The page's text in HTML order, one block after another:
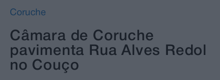
Coruche
Câmara de Coruche
pavimenta Rua Alves Redol
no Couço